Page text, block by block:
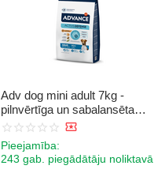
Adv dog mini adult 7kg -
pilnvērtīga un sabalansēta
sausa barība mazo šķirņu
līdz 10 kg). Ar vistu un rīsiem.
Pieejamība:
243 gab. piegādātāju noliktavā